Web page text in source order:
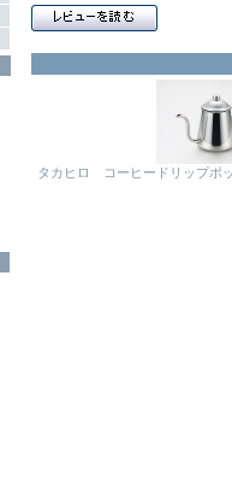
タカヒロ コーヒードリップポ